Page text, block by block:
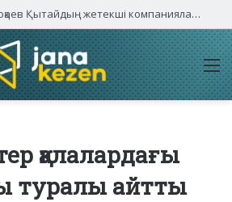
Қасым-Жомарт Тоқаев Қытайдың жетекші компаниялары басшыларымен кездесті
қалалардағы
туралы айтты